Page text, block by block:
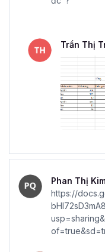
Trần Thị
Phan Thị
https://